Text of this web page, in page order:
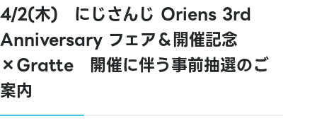
4/2(木) にじさんじ Oriens 3rd
Anniversary フェア＆開催記念
×Gratte 開催に伴う事前抽選のご
案内